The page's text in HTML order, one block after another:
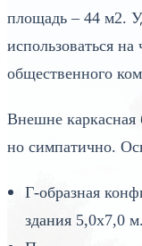
площадь – 44 м2.
использоваться
общественного
Внешне каркасная
но симпатично.
Г-образная
здания 5,0х7,0 м.